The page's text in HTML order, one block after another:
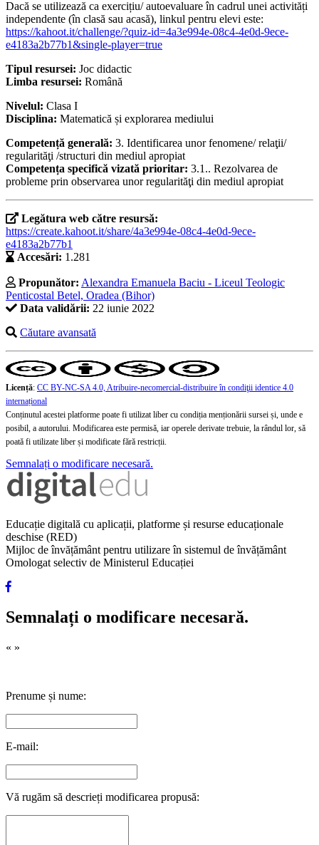
Dacă se utilizează ca exercițiu/ autoevaluare în cadrul unei activități
independente (în clasă sau acasă), linkul pentru elevi este:
https://kahoot.it/challenge/?quiz-id=4a3e994e-08c4-4e0d-9ece-
e4183a2b77b1&single-player=true
Tipul resursei: Joc didactic
Limba resursei: Română
Nivelul: Clasa I
Disciplina: Matematică și explorarea mediului
Competență generală: 3. Identificarea unor fenomene/ relaţii/
regularităţi /structuri din mediul apropiat
Competența specifică vizată prioritar: 3.1.. Rezolvarea de
probleme prin observarea unor regularităţi din mediul apropiat
Legătura web către resursă:
https://create.kahoot.it/share/4a3e994e-08c4-4e0d-9ece-
e4183a2b77b1
Accesări: 1.281
Propunător: Alexandra Emanuela Baciu - Liceul Teologic
Penticostal Betel, Oradea (Bihor)
Data validării: 22 iunie 2022
Căutare avansată
Licență: CC BY-NC-SA 4.0, Atribuire-necomercial-distribuire în condiţii identice 4.0
internațional
Conținutul acestei platforme poate fi utilizat liber cu condiția menționării sursei și, unde e
posibil, a autorului. Modificarea este permisă, iar operele derivate trebuie, la rândul lor, să
poată fi utilizate liber și modificate fără restricții.
Semnalați o modificare necesară.
Educație digitală cu aplicații, platforme și resurse educaționale
deschise (RED)
Mijloc de învățământ pentru utilizare în sistemul de învățământ
Omologat selectiv de Ministerul Educației
Semnalați o modificare necesară.
« »
Prenume și nume:
E-mail:
Vă rugăm să descrieți modificarea propusă: